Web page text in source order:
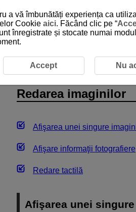
Redarea imaginilor
Afişarea unei singure
Afişare informaţii fotografiere
Redare tactilă
Afişarea unei
a vă îmbunătăți experiența ca
Cookie aici. Făcând clic pe “
înregistrate și stocate numai
Accept Nu